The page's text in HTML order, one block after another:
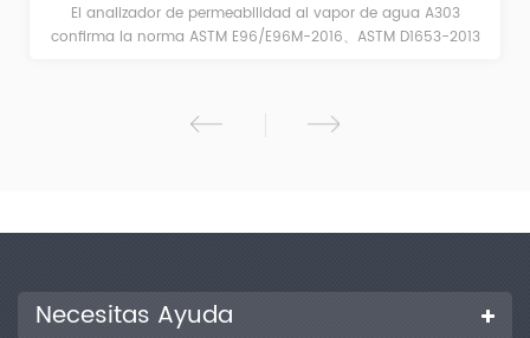
El analizador de permeabilidad al vapor de agua A303
confirma la norma ASTM E96/E96M-2016、ASTM D1653-2013
Necesitas Ayuda